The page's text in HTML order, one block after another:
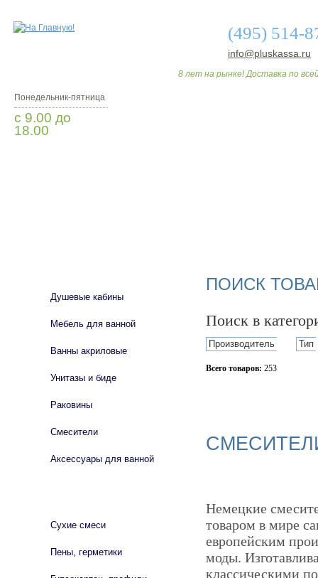
(495) 514-
info@pluskassa.ru
8 лет на рынке! Доставка по
Понедельник-пятница
с 9.00 до
18.00
ПОИСК
Поиск в
Производитель Тип
Всего товаров: 253
Немецкие
товаром в мире
европейским
моды.
классическими
Душевые кабины
Мебель для ванной
Ванны акриловые
Унитазы и биде
Раковины
Смесители
Аксессуары для ванной
Сухие смеси
Пены, герметики